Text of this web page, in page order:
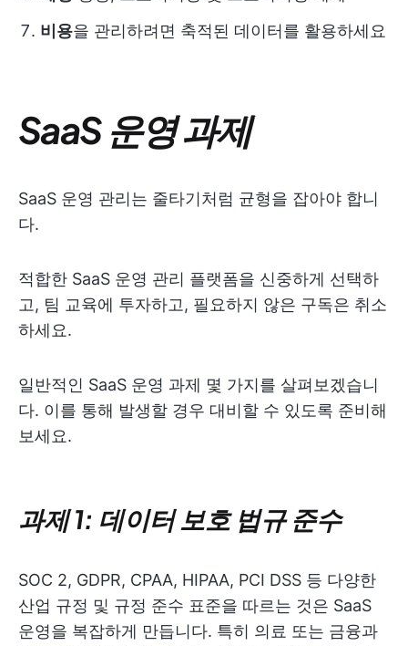
비용을 관리하려면 축적된 데이터를 활용하세요
SaaS 운영 과제
SaaS 운영 관리는 줄타기처럼 균형을 잡아야 합니
다.
적합한 SaaS 운영 관리 플랫폼을 신중하게 선택하
고, 팀 교육에 투자하고, 필요하지 않은 구독은 취소
하세요.
일반적인 SaaS 운영 과제 몇 가지를 살펴보겠습니
다. 이를 통해 발생할 경우 대비할 수 있도록 준비해
보세요.
과제 1: 데이터 보호 법규 준수
SOC 2, GDPR, CPAA, HIPAA, PCI DSS 등 다양한
산업 규정 및 규정 준수 표준을 따르는 것은 SaaS
운영을 복잡하게 만듭니다. 특히 의료 또는 금융과